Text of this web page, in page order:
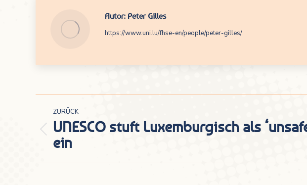
Autor: Peter Gilles
https://www.uni.lu/fhse-en/people/peter-gilles/
Kommentarnavigation
ZURÜCK
Vorheriger
Beitrag:
UNESCO stuft Luxemburgisch als
ein